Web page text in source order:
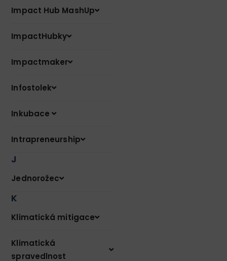
Impact Hub MashUp
ImpactHubky
Impactmaker
Infostolek
Inkubace
Intrapreneurship
J
Jednorožec
K
Klimatická mitigace
Klimatická
spravedlnost